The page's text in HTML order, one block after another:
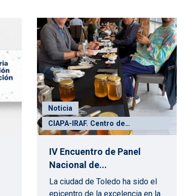
Noticia
CIAPA-IRAF. Centro de
Investigación Apícola y
IV Encuentro de Panel
Nacional de...
La ciudad de Toledo ha sido el
epicentro de la excelencia en la